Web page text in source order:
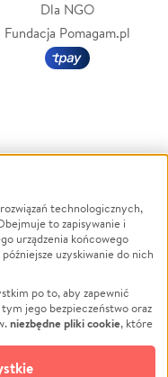
Dla NGO
Fundacja Pomagam.pl
Powódź
Wichura
NGO
Edukacja
Podróż
Impreza
Ochrona środowiska
technologicznych,
to zapisywanie i
urządzenia końcowego
uzyskiwanie do nich
po to, aby zapewnić
tym jego bezpieczeństwo oraz
niezbędne pliki cookie, które